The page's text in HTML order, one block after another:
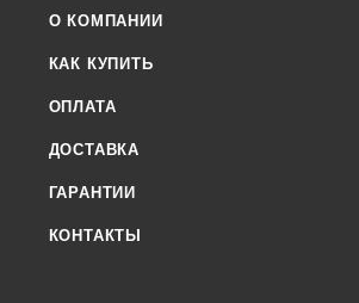
О КОМПАНИИ
КАК КУПИТЬ
ОПЛАТА
ДОСТАВКА
ГАРАНТИИ
КОНТАКТЫ